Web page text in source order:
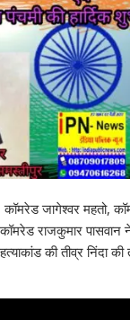
जागेश्वर महतो,
राजकुमार पासवान
की तीव्र निंदा की